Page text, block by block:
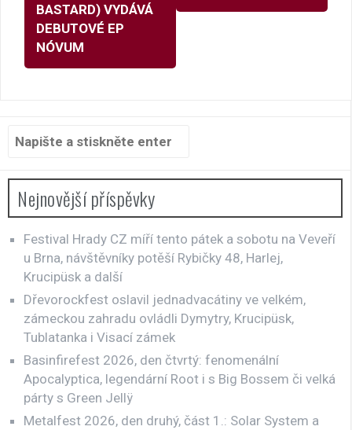
BASTARD) VYDÁVÁ
DEBUTOVÉ EP
NÓVUM
Hledat:
Nejnovější příspěvky
Festival Hrady CZ míří tento pátek a sobotu na Veveří
u Brna, návštěvníky potěší Rybičky 48, Harlej,
Krucipüsk a další
Dřevorockfest oslavil jednadvacátiny ve velkém,
zámeckou zahradu ovládli Dymytry, Krucipüsk,
Tublatanka i Visací zámek
Basinfirefest 2026, den čtvrtý: fenomenální
Apocalyptica, legendární Root i s Big Bossem či velká
párty s Green Jellÿ
Metalfest 2026, den druhý, část 1.: Solar System a